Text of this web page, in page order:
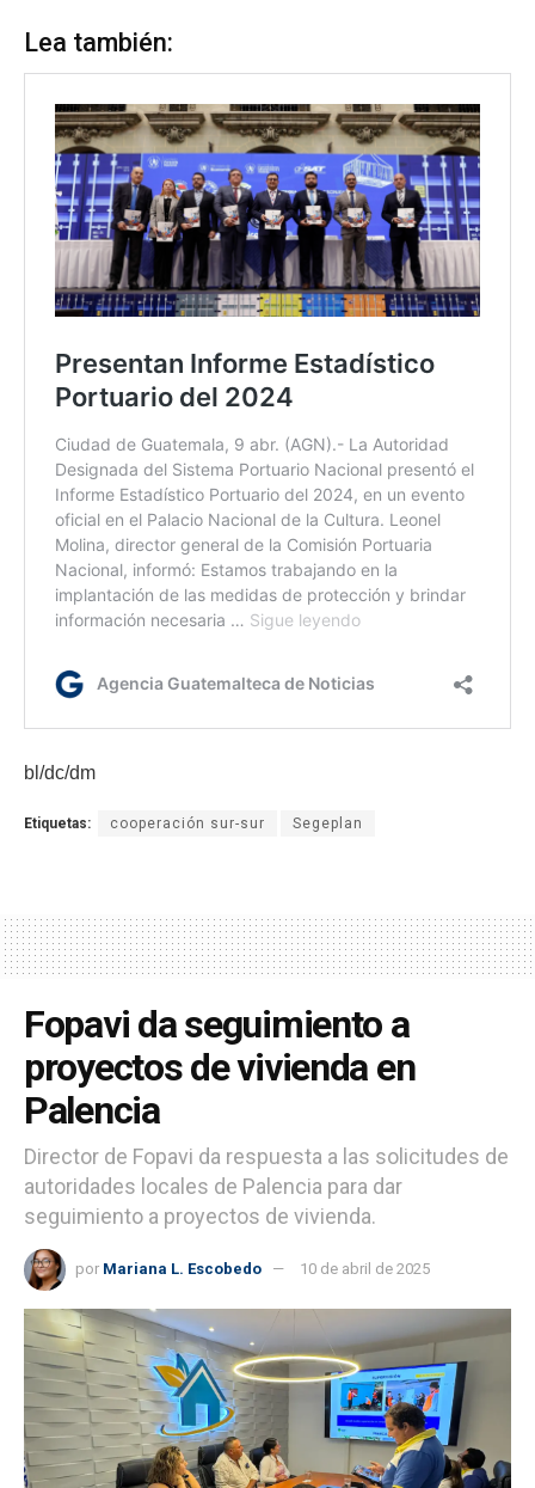
Lea también:
bl/dc/dm
Etiquetas: cooperación sur-sur Segeplan
Fopavi da seguimiento a
proyectos de vivienda en
Palencia
Director de Fopavi da respuesta a las solicitudes de
autoridades locales de Palencia para dar
seguimiento a proyectos de vivienda.
por Mariana L. Escobedo 10 de abril de 2025